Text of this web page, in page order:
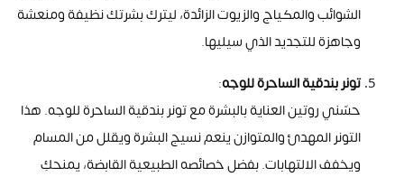
الشوائب والمكياج والزيوت الزائدة، ليترك بشرتك نظيفة ومنعشة
وجاهزة للتجديد الذي سيليها.
تونر بندقية الساحرة للوجه:
حسّني روتين العناية بالبشرة مع تونر بندقية الساحرة للوجه. هذا
التونر المهدئ والمتوازن ينعم نسيج البشرة ويقلل من المسام
ويخفف الالتهابات. بفضل خصائصه الطبيعية القابضة، يمنحكِ